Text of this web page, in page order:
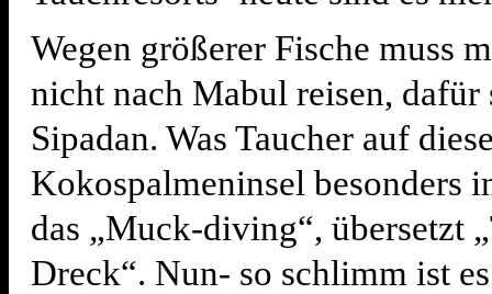
Wegen größerer Fische muss
nicht nach Mabul reisen, dafür
Sipadan. Was Taucher auf
Kokospalmeninsel besonders
das „Muck-diving“, übersetzt
Dreck“. Nun- so schlimm ist